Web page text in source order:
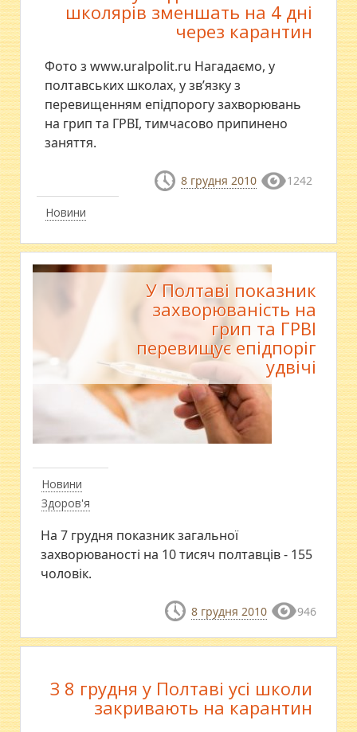
Новини
школярів зменшать на 4 дні
через карантин
Фото з www.uralpolit.ru Нагадаємо, у
полтавських школах, у зв’язку з
перевищенням епідпорогу захворювань
на грип та ГРВІ, тимчасово припинено
заняття.
8 грудня 2010 1242
Новини
Здоров'я
У Полтаві показник
захворюваність на
грип та ГРВІ
перевищує епідпоріг
удвічі
На 7 грудня показник загальної
захворюваності на 10 тисяч полтавців - 155
чоловік.
8 грудня 2010 946
З 8 грудня у Полтаві усі школи
закривають на карантин